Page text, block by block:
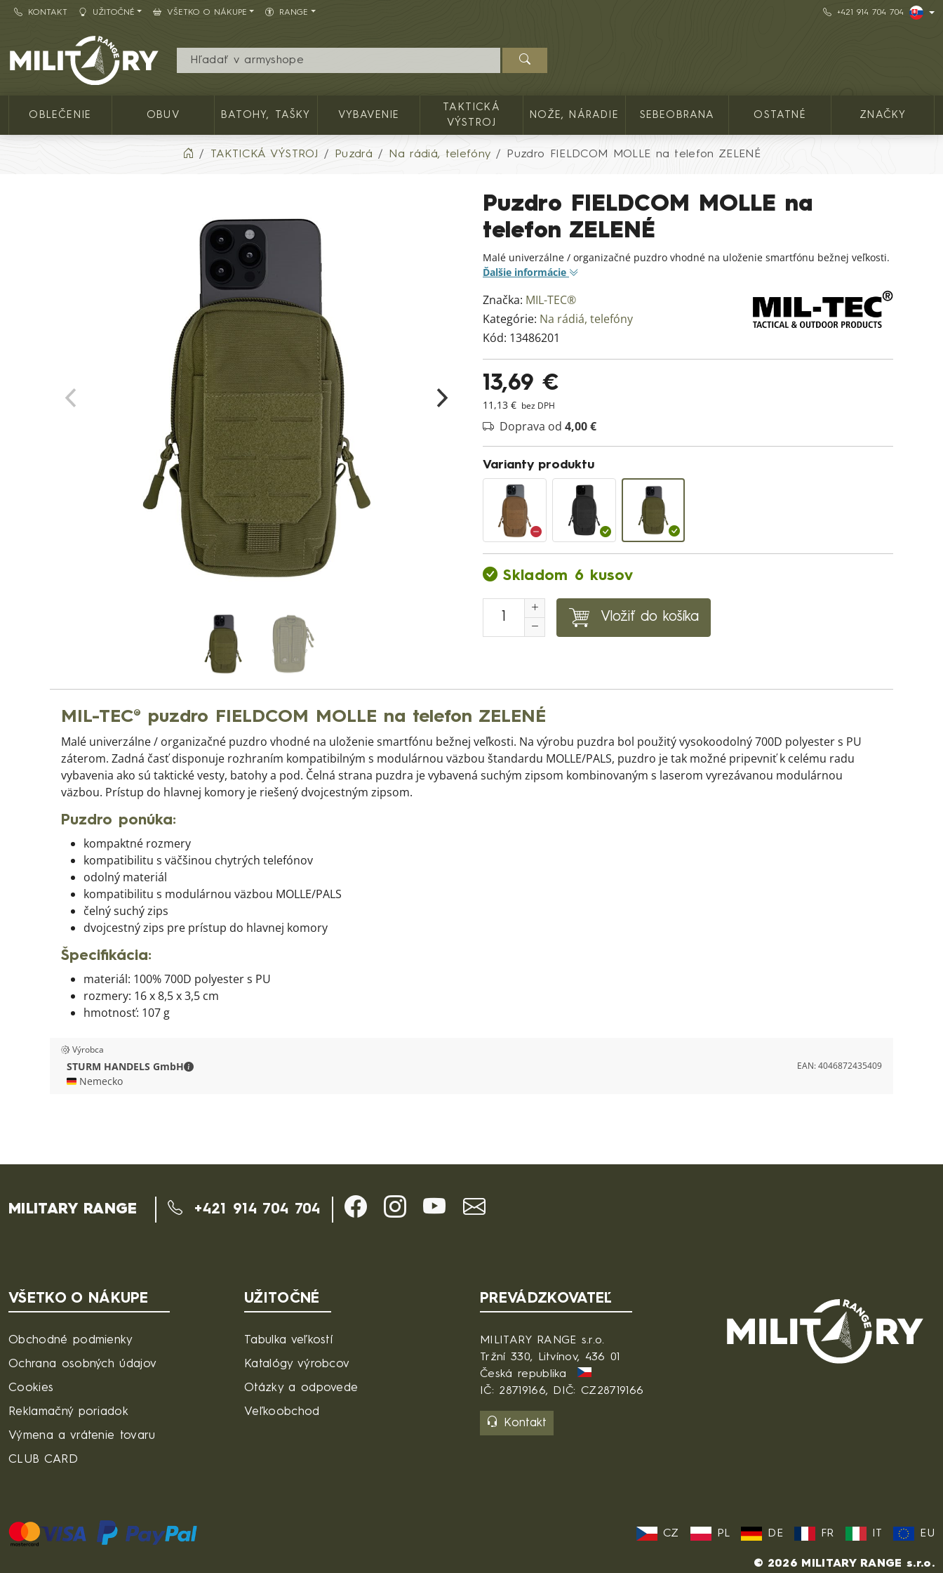
KONTAKT UŽITOČNÉ VŠETKO O NÁKUPE RANGE +421 914 704 704
Army shop MILITARY RANGE SK
OBLEČENIE OBUV BATOHY, TAŠKY VYBAVENIE
TAKTICKÁ
VÝSTROJ
NOŽE, NÁRADIE SEBEOBRANA OSTATNÉ ZNAČKY
TAKTICKÁ VÝSTROJ Puzdrá Na rádiá, telefóny Puzdro FIELDCOM MOLLE na telefon ZELENÉ
Puzdro FIELDCOM MOLLE na
telefon ZELENÉ
Malé univerzálne / organizačné puzdro vhodné na uloženie smartfónu bežnej veľkosti.
Ďalšie informácie
Značka: MIL-TEC®
Kategórie: Na rádiá, telefóny
Kód: 13486201
13,69 €
11,13 € bez DPH
Doprava od 4,00 €
Varianty produktu
Skladom 6 kusov
Vložiť do košíka
MIL-TEC® puzdro FIELDCOM MOLLE na telefon ZELENÉ
Malé univerzálne / organizačné puzdro vhodné na uloženie smartfónu bežnej veľkosti. Na výrobu puzdra bol použitý vysokoodolný 700D polyester s PU
záterom. Zadná časť disponuje rozhraním kompatibilným s modulárnou väzbou štandardu MOLLE/PALS, puzdro je tak možné pripevniť k celému radu
vybavenia ako sú taktické vesty, batohy a pod. Čelná strana puzdra je vybavená suchým zipsom kombinovaným s laserom vyrezávanou modulárnou
väzbou. Prístup do hlavnej komory je riešený dvojcestným zipsom.
Puzdro ponúka:
kompaktné rozmery
kompatibilitu s väčšinou chytrých telefónov
odolný materiál
kompatibilitu s modulárnou väzbou MOLLE/PALS
čelný suchý zips
dvojcestný zips pre prístup do hlavnej komory
Špecifikácia:
materiál: 100% 700D polyester s PU
rozmery: 16 x 8,5 x 3,5 cm
hmotnosť: 107 g
Výrobca
STURM HANDELS GmbH
STURM HANDELS GmbH - Kontaktné údaje
🇩🇪 Nemecko
EAN:4046872435409
MILITARY RANGE +421 914 704 704
VŠETKO O NÁKUPE
Obchodné podmienky
Ochrana osobných údajov
Cookies
Reklamačný poriadok
Výmena a vrátenie tovaru
CLUB CARD
UŽITOČNÉ
Tabulka veľkostí
Katalógy výrobcov
Otázky a odpovede
Veľkoobchod
PREVÁDZKOVATEĽ
MILITARY RANGE s.r.o.
Tržní 330, Litvínov, 436 01
Česká republika
IČ: 28719166, DIČ: CZ28719166
Kontakt
CZ PL DE FR EU
© 2026 MILITARY RANGE s.r.o.